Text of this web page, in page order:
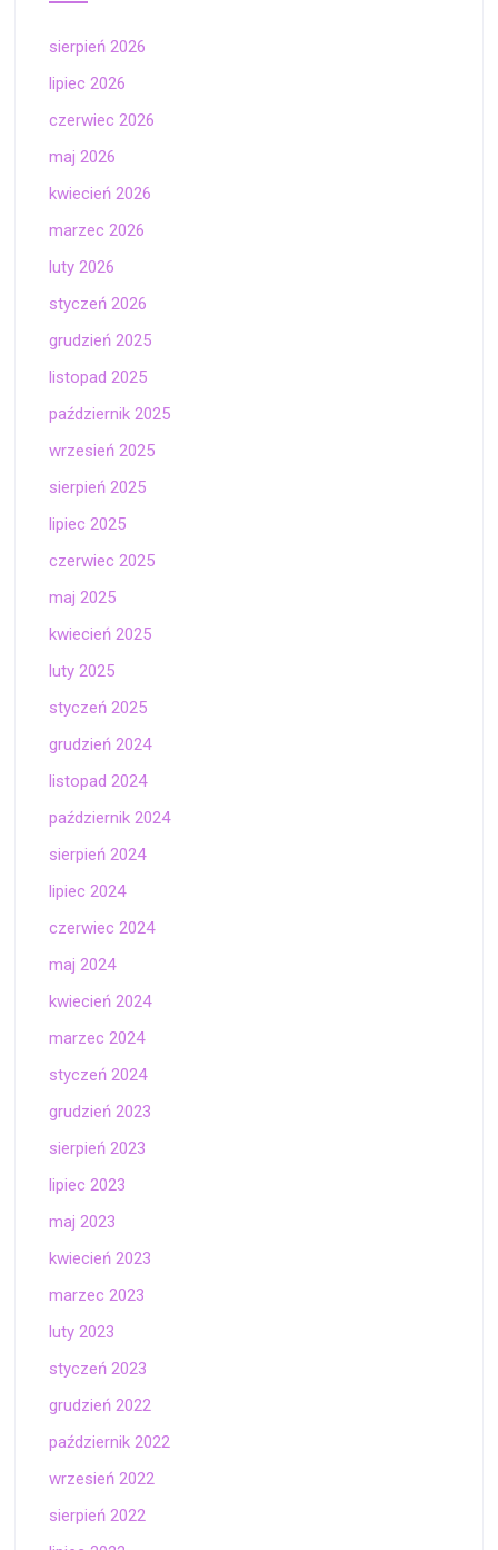
sierpień 2026
lipiec 2026
czerwiec 2026
maj 2026
kwiecień 2026
marzec 2026
luty 2026
styczeń 2026
grudzień 2025
listopad 2025
październik 2025
wrzesień 2025
sierpień 2025
lipiec 2025
czerwiec 2025
maj 2025
kwiecień 2025
luty 2025
styczeń 2025
grudzień 2024
listopad 2024
październik 2024
sierpień 2024
lipiec 2024
czerwiec 2024
maj 2024
kwiecień 2024
marzec 2024
styczeń 2024
grudzień 2023
sierpień 2023
lipiec 2023
maj 2023
kwiecień 2023
marzec 2023
luty 2023
styczeń 2023
grudzień 2022
październik 2022
wrzesień 2022
sierpień 2022